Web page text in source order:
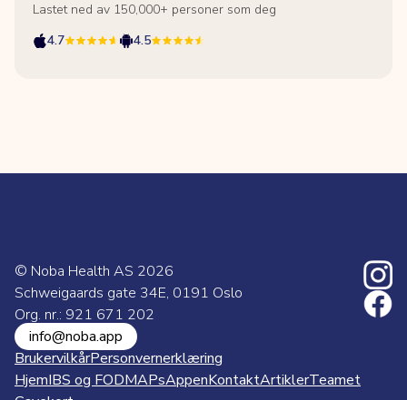
Lastet ned av 150,000+ personer som deg
4.7
4.5
© Noba Health AS 2026
Schweigaards gate 34E, 0191 Oslo
Org. nr.: 921 671 202
info@noba.app
BrukervilkårPersonvernerklæring
HjemIBS og FODMAPsAppenKontaktArtiklerTeamet